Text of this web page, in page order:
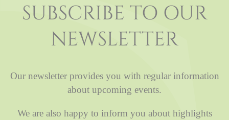
SUBSCRIBE TO OUR
NEWSLETTER
Our newsletter provides you with regular information
about upcoming events.
We are also happy to inform you about highlights